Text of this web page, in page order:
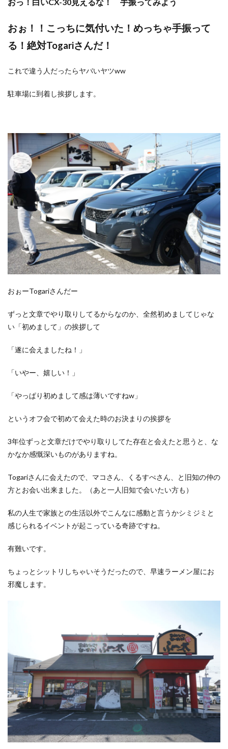
おぉ！！こっちに気付いた！めっちゃ手振って
る！絶対Togariさんだ！
これで違う人だったらヤバいヤツww
駐車場に到着し挨拶します。
おぉーTogariさんだー
ずっと文章でやり取りしてるからなのか、全然初めましてじゃな
い「初めまして」の挨拶して
「遂に会えましたね！」
「いやー、嬉しい！」
「やっぱり初めまして感は薄いですねw」
というオフ会で初めて会えた時のお決まりの挨拶を
3年位ずっと文章だけでやり取りしてた存在と会えたと思うと、な
かなか感慨深いものがありますね。
Togariさんに会えたので、マコさん、くるすぺさん、と旧知の仲の
方とお会い出来ました。（あと一人旧知で会いたい方も）
私の人生で家族との生活以外でこんなに感動と言うかシミジミと
感じられるイベントが起こっている奇跡ですね。
有難いです。
ちょっとシットリしちゃいそうだったので、早速ラーメン屋にお
邪魔します。